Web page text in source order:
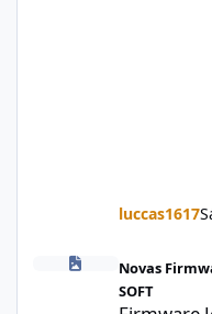
luccas1617
Novas
SOFT